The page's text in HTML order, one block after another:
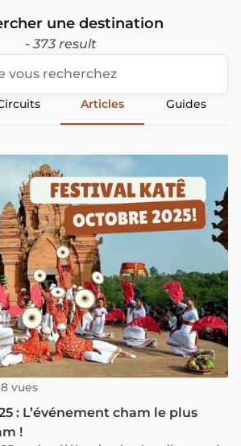
une destination
- 373 result
Articles Guides
vues
: L’événement cham le plus
!